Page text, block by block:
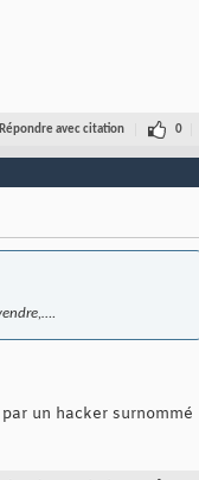
Répondre avec citation 0
un hacker surnommé